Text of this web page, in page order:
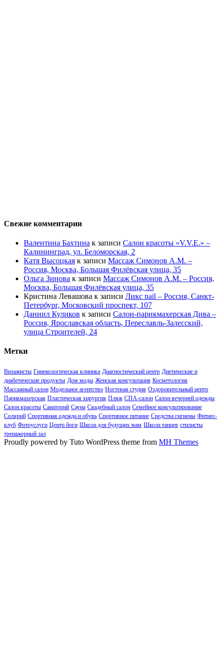
Свежие комментарии
Валентина Бахтина к записи Салон красоты «V.V.E.» –
Калининград, ул. Беломорская, 2
Катя Высоцкая к записи Массаж Симонов А.М. –
Россия, Москва, Большая Филёвская улица, 35
Ольга Зинова к записи Массаж Симонов А.М. – Россия,
Москва, Большая Филёвская улица, 35
Кристина Левашова к записи Ликс nail – Россия, Санкт-
Петербург, Московский проспект, 107
Даниил Куликов к записи Салон-парикмахерская Дива –
Россия, Ярославская область, Переславль-Залесский,
улица Строителей, 24
Метки
Визажисты Гинекологическая клиника Диагностический центр Диетические и
диабетические продукты Дом моды Женская консультация Косметология
Массажный салон Модельное агентство Ногтевая студия Оздоровительный центр
Парикмахерская Пластическая хирургия Пляж СПА-салон Салон вечерней одежды
Салон красоты Санаторий Сауна Свадебный салон Семейное консультирование
Солярий Спортивная одежда и обувь Спортивное питание Средства гигиены Фитнес-
клуб Фотоуслуги Центр йоги Школа для будущих мам Школа танцев стилисты
тренажерный зал
Proudly powered by Tuto WordPress theme from MH Themes